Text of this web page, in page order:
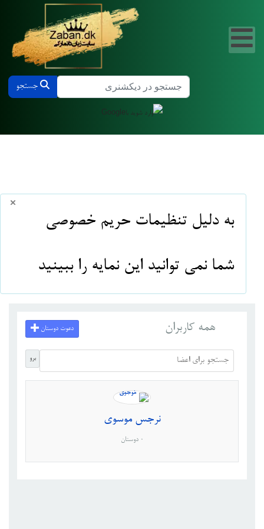
جستجو در دیکشنری دانمارکی و فارسی جستجو
×
info
به دلیل تنظیمات حریم خصوصی
شما نمی توانید این نمایه را ببینید
همه کاربران
برو
دعوت دوستان
نرجس موسوی
0 دوستان